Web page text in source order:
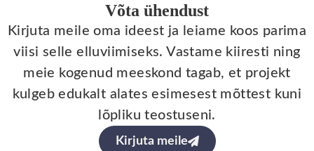
Võta ühendust
Kirjuta meile oma ideest ja leiame koos parima
viisi selle elluviimiseks. Vastame kiiresti ning
meie kogenud meeskond tagab, et projekt
kulgeb edukalt alates esimesest mõttest kuni
lõpliku teostuseni.
Kirjuta meile